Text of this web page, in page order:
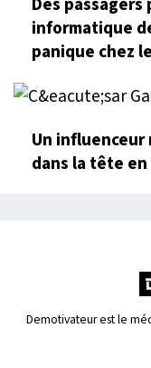
informatique
panique chez
Un influenceur
dans la tête
Demotivateur est le